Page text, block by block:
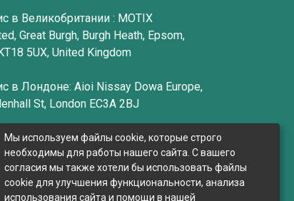
в Великобритании : MOTIX
Great Burgh, Burgh Heath, Epsom,
5UX, United Kingdom
в Лондоне: Aioi Nissay Dowa Europe,
St, London EC3A 2BJ
(0)20 7367 1010
Мы используем файлы cookie, которые строго
необходимы для работы нашего сайта. С вашего
согласия мы также хотели бы использовать файлы
cookie для улучшения функциональности, анализа
использования сайта и помощи в нашей